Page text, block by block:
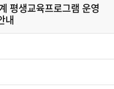
평생교육프로그램 운영
내